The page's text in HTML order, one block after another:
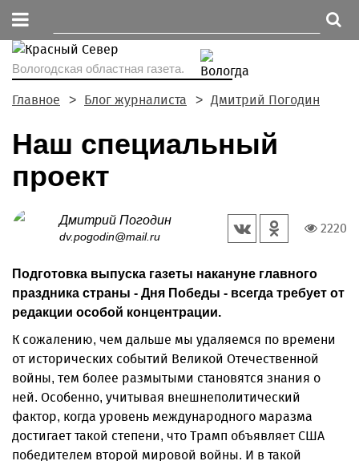
Вологодская областная газета.
Главное Блог журналиста Дмитрий Погодин
Наш специальный
проект
Дмитрий Погодин
dv.pogodin@mail.ru
2220
Подготовка выпуска газеты накануне главного
праздника страны - Дня Победы - всегда требует от
редакции особой концентрации.
К сожалению, чем дальше мы удаляемся по времени
от исторических событий Великой Отечественной
войны, тем более размытыми становятся знания о
ней. Особенно, учитывая внешнеполитический
фактор, когда уровень международного маразма
достигает такой степени, что Трамп объявляет США
победителем второй мировой войны. И в такой